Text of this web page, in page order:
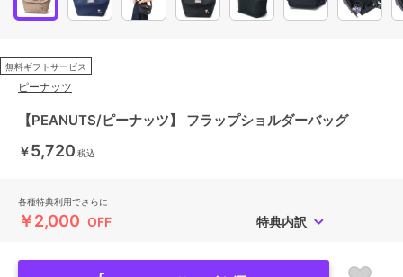
無料ギフトサービス
ピーナッツ
【PEANUTS/ピーナッツ】 フラップショルダーバッグ
￥5,720 税込
各種特典利用でさらに
￥2,000 OFF 特典内訳